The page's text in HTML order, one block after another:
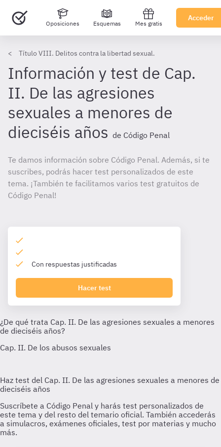
Oposiciones Esquemas Mes gratis
Acceder
Título VIII. Delitos contra la libertad sexual.
Información y test de Cap.
II. De las agresiones
sexuales a menores de
dieciséis años de Código Penal
Te damos información sobre Código Penal. Además, si te
suscribes, podrás hacer test personalizados de este
tema. ¡También te facilitamos varios test gratuitos de
Código Penal!
Con respuestas justificadas
Hacer test